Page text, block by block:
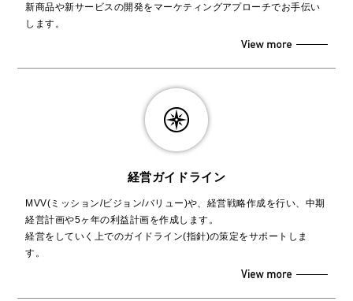
新商品や新サービスの開発をマーケティングアプローチでお手伝い
します。
経営ガイドライン
MVV(ミッション/ビジョン/バリュー)や、経営戦略作成を行い、中期
経営計画や5ヶ年の利益計画を作成します。
経営をしていく上でのガイドライン(指針)の策定をサポートしま
す。